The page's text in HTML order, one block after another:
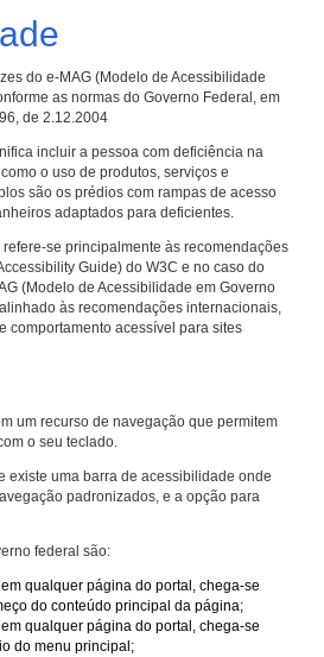
do e-MAG (Modelo de Acessibilidade
as normas do Governo Federal, em
de 2.12.2004
incluir a pessoa com deficiência na
o uso de produtos, serviços e
são os prédios com rampas de acesso
adaptados para deficientes.
se principalmente às recomendações
Guide) do W3C e no caso do
(Modelo de Acessibilidade em Governo
às recomendações internacionais,
comportamento acessível para sites
um recurso de navegação que permitem
o seu teclado.
existe uma barra de acessibilidade onde
padronizados, e a opção para
federal são:
qualquer página do portal, chega-se
do conteúdo principal da página;
qualquer página do portal, chega-se
do menu principal;